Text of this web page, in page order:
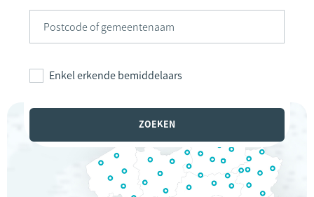
Enkel erkende bemiddelaars